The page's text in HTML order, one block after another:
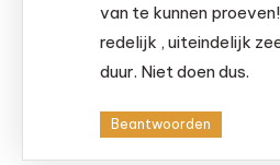
van te kunnen
redelijk , uiteindelijk
duur. Niet doen dus.
Beantwoorden